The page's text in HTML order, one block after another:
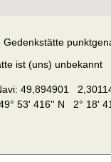
Gedenkstätte
ist (uns) unbekannt
49,894901
53' 416'' N 2° 18'